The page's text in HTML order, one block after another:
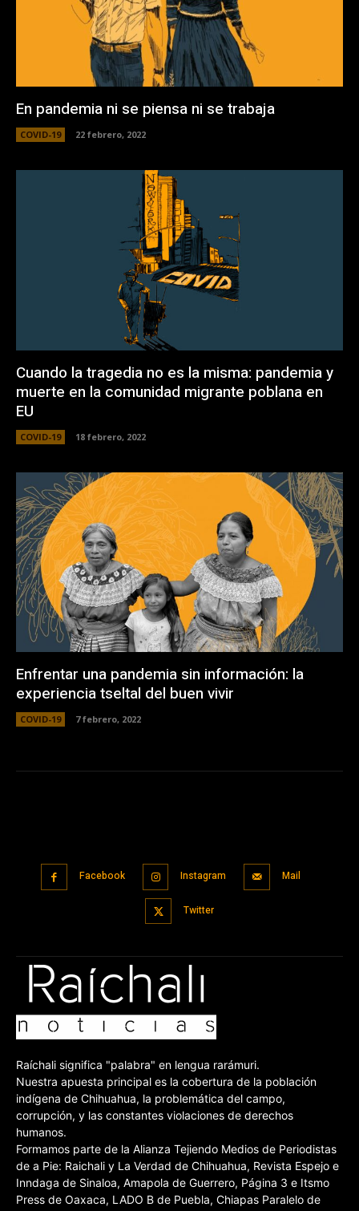
En pandemia ni se piensa ni se trabaja
COVID-19 22 febrero, 2022
Cuando la tragedia no es la misma: pandemia y
muerte en la comunidad migrante poblana en
EU
COVID-19 18 febrero, 2022
Enfrentar una pandemia sin información: la
experiencia tseltal del buen vivir
COVID-19 7 febrero, 2022
Facebook Instagram Mail
Twitter
Raíchali significa "palabra" en lengua rarámuri.
Nuestra apuesta principal es la cobertura de la población
indígena de Chihuahua, la problemática del campo,
corrupción, y las constantes violaciones de derechos
humanos.
Formamos parte de la Alianza Tejiendo Medios de Periodistas
de a Pie: Raichali y La Verdad de Chihuahua, Revista Espejo e
Inndaga de Sinaloa, Amapola de Guerrero, Página 3 e Itsmo
Press de Oaxaca, LADO B de Puebla, Chiapas Paralelo de